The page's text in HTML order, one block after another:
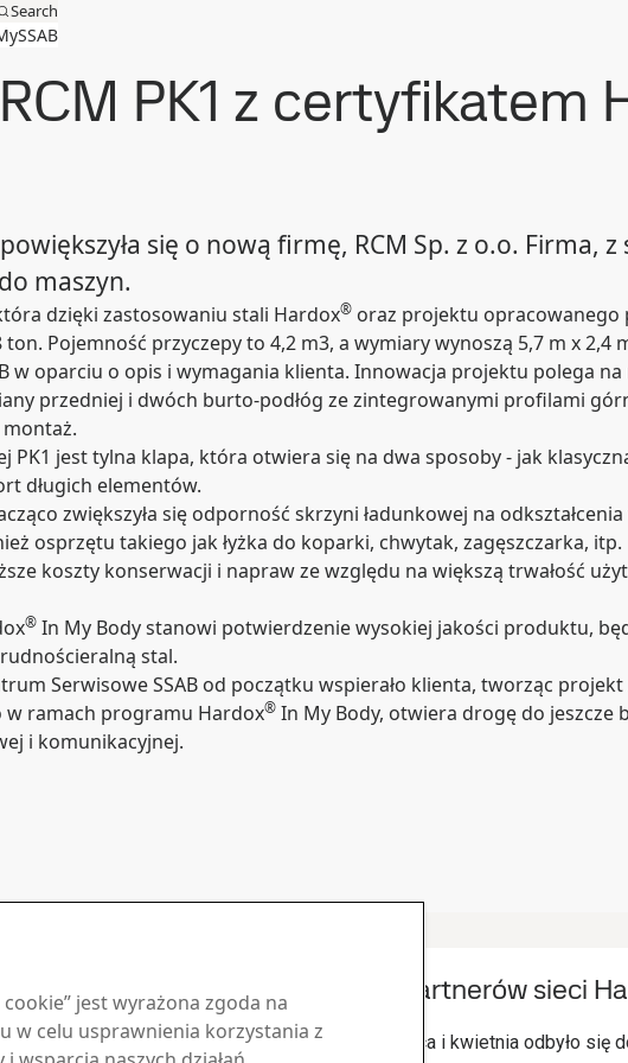
Search
PK1 z certyfikatem
się o nową firmę, RCM Sp. z o.o. Firma,
maszyn.
dzięki zastosowaniu stali Hardox® oraz projektu opracowanego
Pojemność przyczepy to 4,2 m3, a wymiary wynoszą 5,7 m x 2,4
w oparciu o opis i wymagania klienta. Innowacja projektu polega
przedniej i dwóch burto-podłóg ze zintegrowanymi profilami
jest tylna klapa, która otwiera się na dwa sposoby - jak
długich elementów.
zwiększyła się odporność skrzyni ładunkowej na
osprzętu takiego jak łyżka do koparki, chwytak, zagęszczarka, itp.
koszty konserwacji i napraw ze względu na większą trwałość
® In My Body stanowi potwierdzenie wysokiej jakości produktu,
stal.
Serwisowe SSAB od początku wspierało klienta, tworząc
w ramach programu Hardox® In My Body, otwiera drogę do jeszcze
i komunikacyjnej.
dla klientów, mające na
Spotkanie partnerów sieci
8 kwi
Na przełomie marca i kwietnia odbyło
jest wyrażona zgoda na
w celu usprawnienia korzystania z